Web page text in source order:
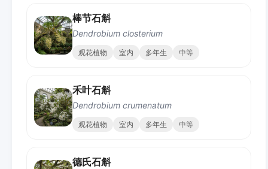
棒节石斛
Dendrobium closterium
观花植物 室内 多年生 中等
禾叶石斛
Dendrobium crumenatum
观花植物 室内 多年生 中等
德氏石斛